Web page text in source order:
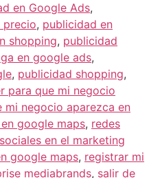
en Google Ads,
precio, publicidad en
shopping, publicidad
en google ads,
, publicidad shopping,
para que mi negocio
mi negocio aparezca en
google maps, redes
en el marketing
google maps, registrar mi
mediabrands, salir de